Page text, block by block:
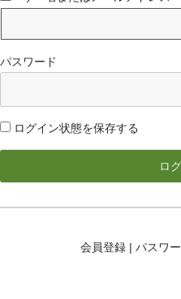
パスワード
ログイン状態を保存する
会員登録 | パスワ